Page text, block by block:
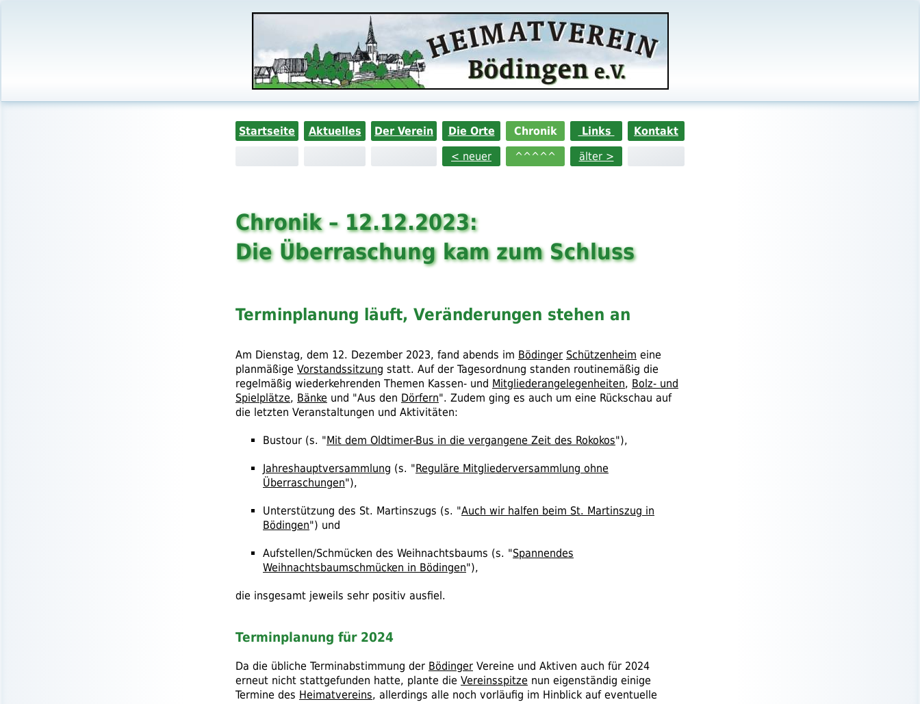
Startseite Aktuelles Der Verein Die Orte Chronik Links
Kontakt
< neuer
^^^^^ älter >
Chronik – 12.12.2023:
Die Überraschung kam zum Schluss
Terminplanung läuft, Veränderungen stehen an
Am Dienstag, dem 12. Dezember 2023, fand abends im Bödinger Schützenheim eine
planmäßige Vorstandssitzung statt. Auf der Tagesordnung standen routinemäßig die
regelmäßig wiederkehrenden Themen Kassen- und Mitgliederangelegenheiten, Bolz- und
Spielplätze, Bänke und "Aus den Dörfern". Zudem ging es auch um eine Rückschau auf
die letzten Veranstaltungen und Aktivitäten:
Bustour (s. "Mit dem Oldtimer-Bus in die vergangene Zeit des Rokokos"),
Jahreshauptversammlung (s. "Reguläre Mitgliederversammlung ohne
Überraschungen"),
Unterstützung des St. Martinszugs (s. "Auch wir halfen beim St. Martinszug in
Bödingen") und
Aufstellen/Schmücken des Weihnachtsbaums (s. "Spannendes
Weihnachtsbaumschmücken in Bödingen"),
die insgesamt jeweils sehr positiv ausfiel.
Terminplanung für 2024
Da die übliche Terminabstimmung der Bödinger Vereine und Aktiven auch für 2024
erneut nicht stattgefunden hatte, plante die Vereinsspitze nun eigenständig einige
Termine des Heimatvereins, allerdings alle noch vorläufig im Hinblick auf eventuelle